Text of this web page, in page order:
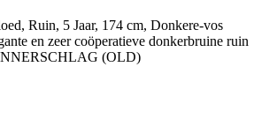
Ruin, 5 Jaar, 174 cm, Donkere-vos
en zeer coöperatieve donkerbruine ruin
(OLD)